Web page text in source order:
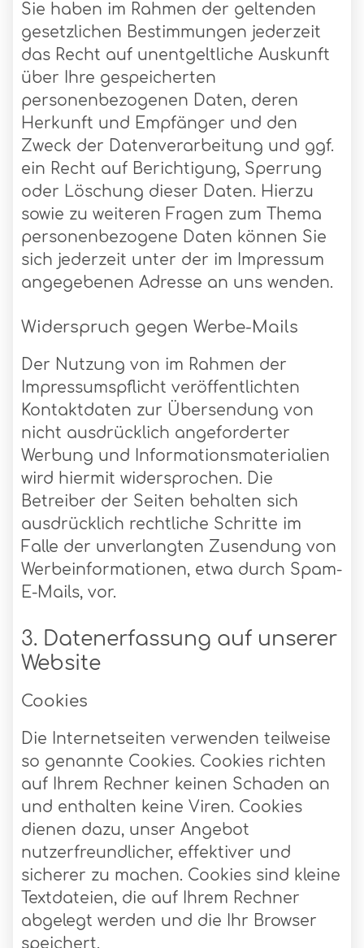
Sie haben im Rahmen der geltenden
gesetzlichen Bestimmungen jederzeit
das Recht auf unentgeltliche Auskunft
über Ihre gespeicherten
personenbezogenen Daten, deren
Herkunft und Empfänger und den
Zweck der Datenverarbeitung und ggf.
ein Recht auf Berichtigung, Sperrung
oder Löschung dieser Daten. Hierzu
sowie zu weiteren Fragen zum Thema
personenbezogene Daten können Sie
sich jederzeit unter der im Impressum
angegebenen Adresse an uns wenden.
Widerspruch gegen Werbe-Mails
Der Nutzung von im Rahmen der
Impressumspflicht veröffentlichten
Kontaktdaten zur Übersendung von
nicht ausdrücklich angeforderter
Werbung und Informationsmaterialien
wird hiermit widersprochen. Die
Betreiber der Seiten behalten sich
ausdrücklich rechtliche Schritte im
Falle der unverlangten Zusendung von
Werbeinformationen, etwa durch Spam-
E-Mails, vor.
3. Datenerfassung auf unserer
Website
Cookies
Die Internetseiten verwenden teilweise
so genannte Cookies. Cookies richten
auf Ihrem Rechner keinen Schaden an
und enthalten keine Viren. Cookies
dienen dazu, unser Angebot
nutzerfreundlicher, effektiver und
sicherer zu machen. Cookies sind kleine
Textdateien, die auf Ihrem Rechner
abgelegt werden und die Ihr Browser
speichert.